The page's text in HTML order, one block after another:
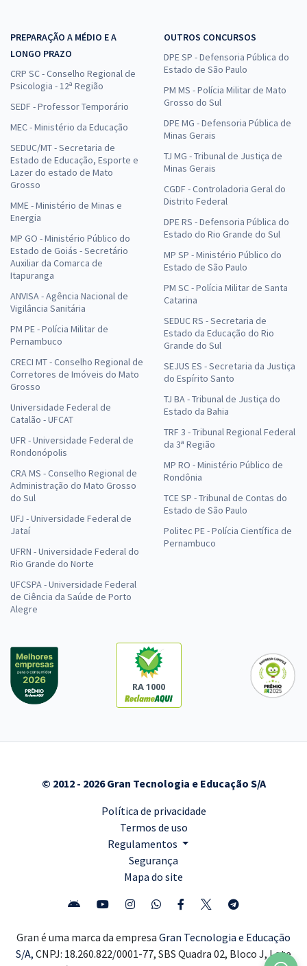
PREPARAÇÃO A MÉDIO E A
LONGO PRAZO
CRP SC - Conselho Regional de
Psicologia - 12ª Região
SEDF - Professor Temporário
MEC - Ministério da Educação
SEDUC/MT - Secretaria de
Estado de Educação, Esporte e
Lazer do estado de Mato
Grosso
MME - Ministério de Minas e
Energia
MP GO - Ministério Público do
Estado de Goiás - Secretário
Auxiliar da Comarca de
Itapuranga
ANVISA - Agência Nacional de
Vigilância Sanitária
PM PE - Polícia Militar de
Pernambuco
CRECI MT - Conselho Regional de
Corretores de Imóveis do Mato
Grosso
Universidade Federal de
Catalão - UFCAT
UFR - Universidade Federal de
Rondonópolis
CRA MS - Conselho Regional de
Administração do Mato Grosso
do Sul
UFJ - Universidade Federal de
Jataí
UFRN - Universidade Federal do
Rio Grande do Norte
UFCSPA - Universidade Federal
de Ciência da Saúde de Porto
Alegre
OUTROS CONCURSOS
DPE SP - Defensoria Pública do
Estado de São Paulo
PM MS - Polícia Militar de Mato
Grosso do Sul
DPE MG - Defensoria Pública de
Minas Gerais
TJ MG - Tribunal de Justiça de
Minas Gerais
CGDF - Controladoria Geral do
Distrito Federal
DPE RS - Defensoria Pública do
Estado do Rio Grande do Sul
MP SP - Ministério Público do
Estado de São Paulo
PM SC - Polícia Militar de Santa
Catarina
SEDUC RS - Secretaria de
Estado da Educação do Rio
Grande do Sul
SEJUS ES - Secretaria da Justiça
do Espírito Santo
TJ BA - Tribunal de Justiça do
Estado da Bahia
TRF 3 - Tribunal Regional Federal
da 3ª Região
MP RO - Ministério Público de
Rondônia
TCE SP - Tribunal de Contas do
Estado de São Paulo
Politec PE - Polícia Científica de
Pernambuco
RA 1000
© 2012 - 2026 Gran Tecnologia e Educação S/A
Política de privacidade
Termos de uso
Regulamentos
Segurança
Mapa do site
Gran é uma marca da empresa Gran Tecnologia e Educação
S/A, CNPJ: 18.260.822/0001-77, SBS Quadra 02, Bloco J, Lote